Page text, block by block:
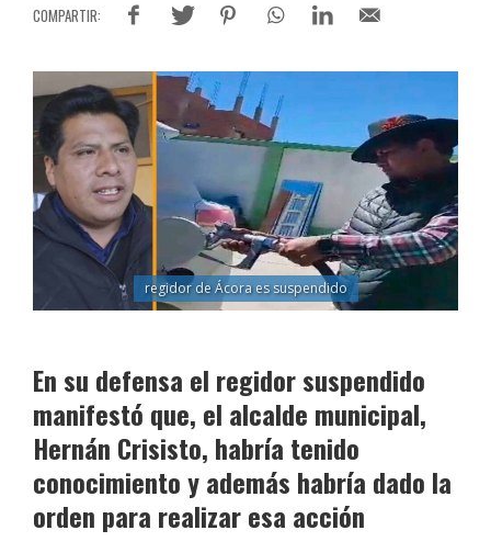
regidor de Ácora es suspendido
En su defensa el regidor suspendido
manifestó que, el alcalde municipal,
Hernán Crisisto, habría tenido
conocimiento y además habría dado la
orden para realizar esa acción